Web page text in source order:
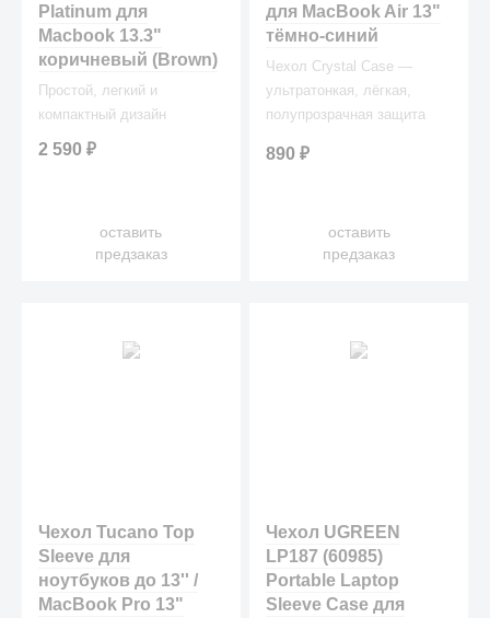
Platinum для
Macbook 13.3"
коричневый (Brown)
Простой, легкий и
компактный дизайн
2 590₽
оставить
предзаказ
для MacBook Air 13"
тёмно-синий
Чехол Crystal Case —
ультратонкая, лёгкая,
полупрозрачная защита
лэптопа.
890₽
оставить
предзаказ
Чехол Tucano Top
Sleeve для
ноутбуков до 13'' /
MacBook Pro 13"
Чехол UGREEN
LP187 (60985)
Portable Laptop
Sleeve Case для